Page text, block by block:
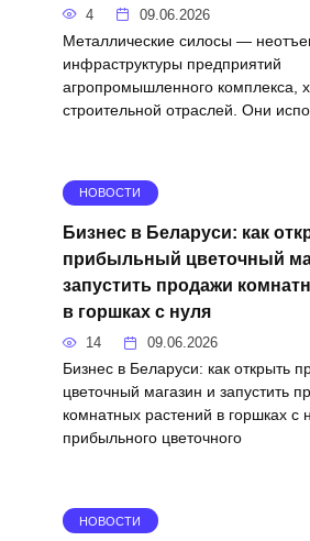
4 09.06.2026
Металлические силосы —
инфраструктуры предприятий
агропромышленного комплекса,
строительной отраслей. Они
НОВОСТИ
Бизнес в Беларуси: как
прибыльный цветочный
запустить продажи
в горшках с нуля
14 09.06.2026
Бизнес в Беларуси: как открыть
цветочный магазин и запустить
комнатных растений в горшках с
прибыльного цветочного
НОВОСТИ